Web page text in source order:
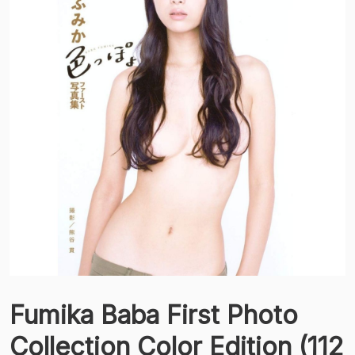
Fumika Baba First Photo
Collection Color Edition (112